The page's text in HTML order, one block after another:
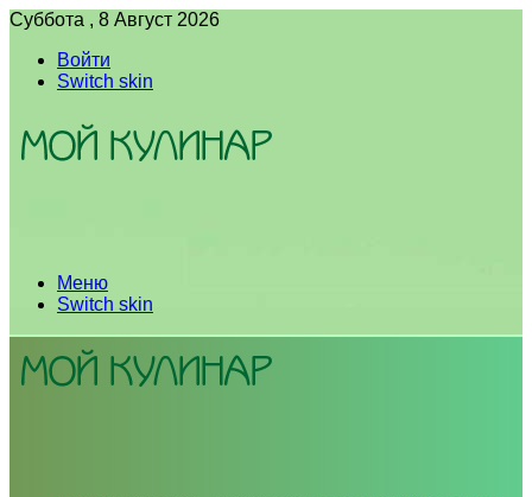
Суббота , 8 Август 2026
Войти
Switch skin
Меню
Switch skin